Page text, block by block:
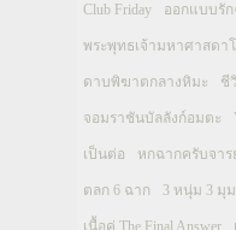
Club Friday ออกแบบรั
พระพุทธเจ้ามหาศาสดา
ดาบพิฆาตกลางหิมะ ชี
จอมราชันบัลลังก์อมตะ
เป็นต่อ หกฉากครับจาร
ตลก 6 ฉาก 3 หนุ่ม 3 มุม
เนื้อคู่ The Final Answer